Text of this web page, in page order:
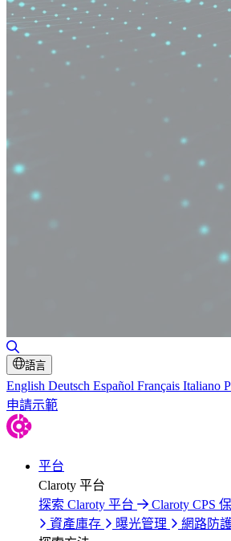
切換搜尋
語言
English Deutsch Español Français Italiano
申請示範
平台
Claroty 平台
探索 Claroty 平台
Claroty CPS
資產庫存
曝光管理 網路防